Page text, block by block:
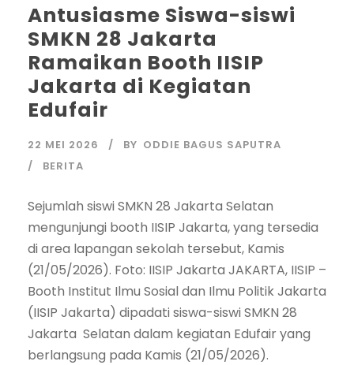
Antusiasme Siswa-siswi
SMKN 28 Jakarta
Ramaikan Booth IISIP
Jakarta di Kegiatan
Edufair
22 MEI 2026 BY ODDIE BAGUS SAPUTRA
BERITA
Sejumlah siswi SMKN 28 Jakarta Selatan
mengunjungi booth IISIP Jakarta, yang tersedia
di area lapangan sekolah tersebut, Kamis
(21/05/2026). Foto: IISIP Jakarta JAKARTA, IISIP –
Booth Institut Ilmu Sosial dan Ilmu Politik Jakarta
(IISIP Jakarta) dipadati siswa-siswi SMKN 28
Jakarta Selatan dalam kegiatan Edufair yang
berlangsung pada Kamis (21/05/2026).